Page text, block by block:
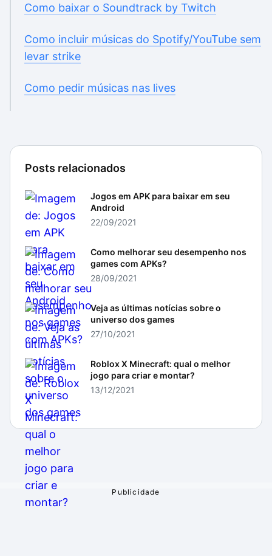
Como baixar o Soundtrack by Twitch
Como incluir músicas do Spotify/YouTube sem
levar strike
Como pedir músicas nas lives
Posts relacionados
Jogos em APK para baixar em seu
Android
22/09/2021
Como melhorar seu desempenho nos
games com APKs?
28/09/2021
Veja as últimas notícias sobre o
universo dos games
27/10/2021
Roblox X Minecraft: qual o melhor
jogo para criar e montar?
13/12/2021